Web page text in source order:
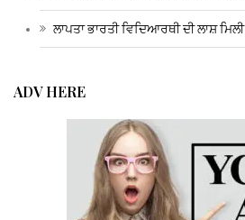
ਲਾਪਤਾ ਭਾਰਤੀ ਵਿਦਿਆਰਥੀ ਦੀ ਲਾਸ਼ ਮਿਲੀ
ADV HERE